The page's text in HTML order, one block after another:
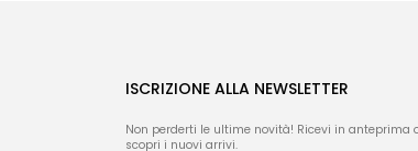
ISCRIZIONE ALLA NEWSLETTER
Non perderti le ultime novità! Ricevi in anteprima
scopri i nuovi arrivi.